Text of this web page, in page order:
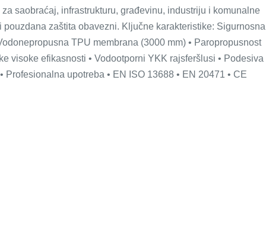
saobraćaj, infrastrukturu, građevinu, industriju i komunalne
zaštita obavezni. Ključne karakteristike: Sigurnosna
TPU membrana (3000 mm) • Paropropusnost
visoke efikasnosti • Vodootporni YKK rajsferšlusi • Podesiva
Profesionalna upotreba • EN ISO 13688 • EN 20471 • CE